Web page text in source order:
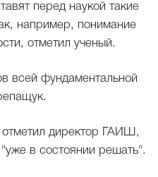
перед наукой такие
например, понимание
отметил ученый.
всей фундаментальной
отметил директор ГАИШ,
в состоянии решать".